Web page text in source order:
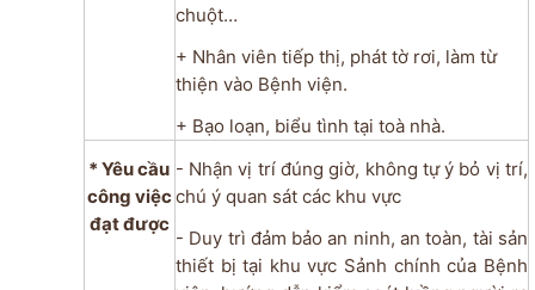
chuột…
+ Nhân viên tiếp thị, phát tờ rơi, làm từ
thiện vào Bệnh viện.
+ Bạo loạn, biểu tình tại toà nhà.
* Yêu cầu
công việc
đạt được
- Nhận vị trí đúng giờ, không tự ý bỏ vị trí,
chú ý quan sát các khu vực
- Duy trì đảm bảo an ninh, an toàn, tài sản
thiết bị tại khu vực Sảnh chính của Bệnh